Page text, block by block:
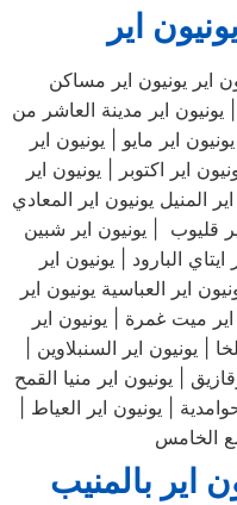
اير
اير يونيون اير مساكن
يونيون اير مدينة العاشر من
رمضان | يونيون اير حلوان | 15 يونيون اير مايو | يونيون اير
اير اكتوبر | يونيون اير
المنيل يونيون اير المعادي
قليوب | يونيون اير شبين
البارود | يونيون اير
ميت غمرة | يونيون اير
| يونيون اير السنبلاوين |
| يونيون اير منيا القمح
| يونيون اير العياط |
الخامس
اير بالمنيب